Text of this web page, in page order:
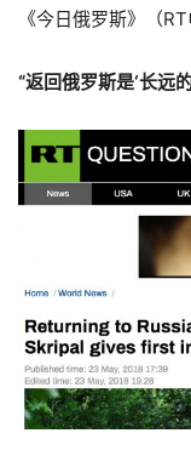
《今日俄罗斯》（RT
“返回俄罗斯是‘长远